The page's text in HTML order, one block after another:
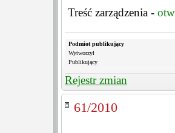
Treść zarządzenia -
Podmiot publikujący
Wytworzył
Publikujący
Rejestr zmian
61/2010